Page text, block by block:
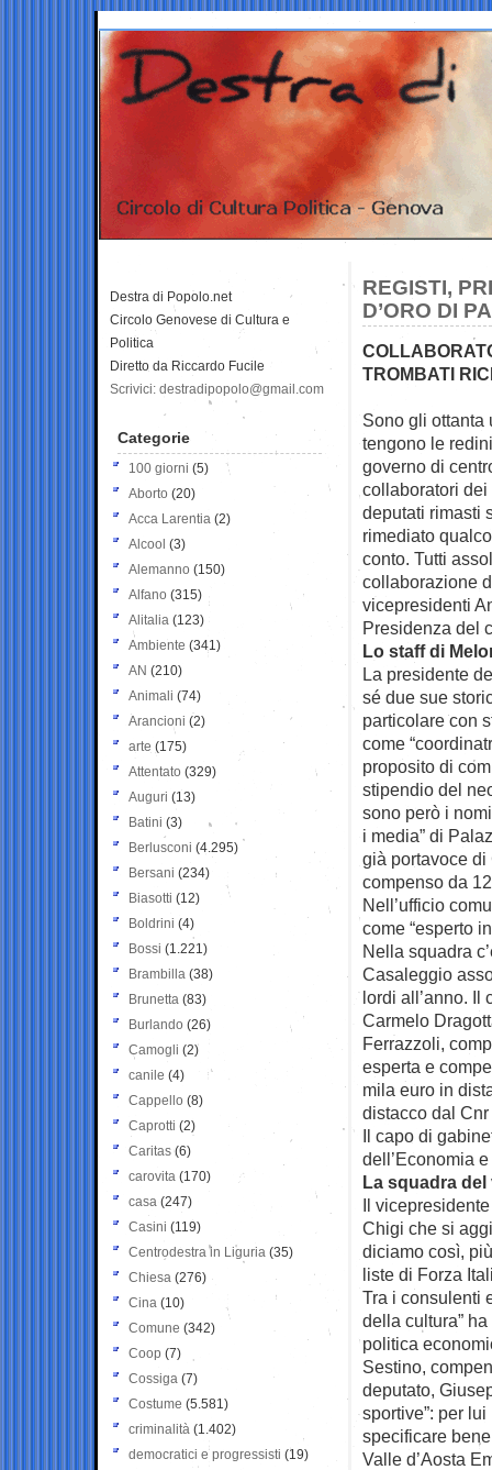
REGISTI,
D’ORO DI
TROMBATI
Sono gli ottanta
tengono le
governo di
collaboratori
deputati rimasti
rimediato
conto. Tutti
collaborazione
vicepresidenti
Presidenza del
Lo staff di
La presidente
sé due sue
particolare con
come
proposito di
stipendio del
sono però i
i media” di
già portavoce
compenso da
Nell’ufficio
come “esperto
Nella squadra
Casaleggio
lordi all’anno. Il
Carmelo
Ferrazzoli,
esperta e
mila euro in
distacco dal
Il capo di
dell’Economia
La squadra del
Il
Chigi che si
diciamo così,
liste di Forza
Tra i consulenti
della cultura”
politica
Sestino,
deputato,
sportive”: per
specificare
Valle d’Aosta
Destra di Popolo.net
Circolo Genovese di Cultura e
Politica
Diretto da Riccardo Fucile
Scrivici: destradipopolo@gmail.com
Categorie
100 giorni (5)
Aborto (20)
Acca Larentia (2)
Alcool (3)
Alemanno (150)
Alfano (315)
Alitalia (123)
Ambiente (341)
AN (210)
Animali (74)
Arancioni (2)
arte (175)
Attentato (329)
Auguri (13)
Batini (3)
Berlusconi (4.295)
Bersani (234)
Biasotti (12)
Boldrini (4)
Bossi (1.221)
Brambilla (38)
Brunetta (83)
Burlando (26)
Camogli (2)
canile (4)
Cappello (8)
Caprotti (2)
Caritas (6)
carovita (170)
casa (247)
Casini (119)
Centrodestra in Liguria (35)
Chiesa (276)
Cina (10)
Comune (342)
Coop (7)
Cossiga (7)
Costume (5.581)
criminalità (1.402)
democratici e progressisti (19)